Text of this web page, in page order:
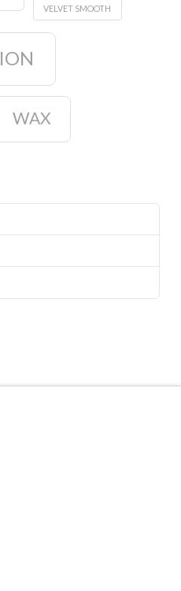
VELVET SMOOTH
WAX